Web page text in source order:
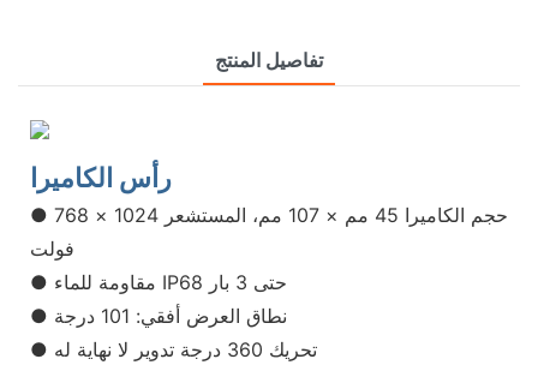
تفاصيل المنتج
رأس الكاميرا
● حجم الكاميرا 45 مم × 107 مم، المستشعر 1024 × 768
فولت
● مقاومة للماء IP68 حتى 3 بار
● نطاق العرض أفقي: 101 درجة
● تحريك 360 درجة تدوير لا نهاية له